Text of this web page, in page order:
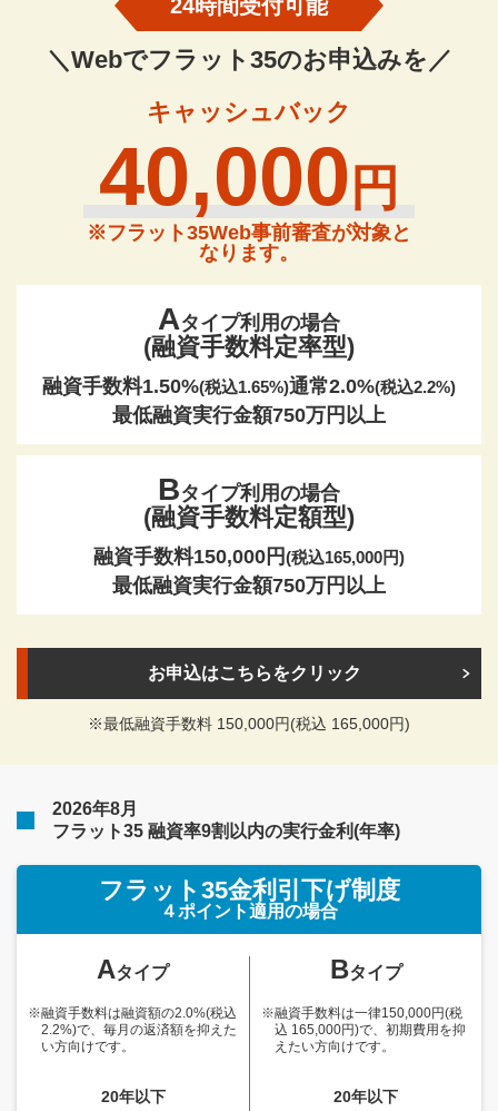
24時間受付可能
＼Webでフラット35のお申込みを／
キャッシュバック
40,000 円
※フラット35Web事前審査が対象と
なります。
Aタイプ利用の場合
(融資手数料定率型)
融資手数料1.50%(税込1.65%)通常2.0%(税込2.2%)
最低融資実行金額750万円以上
Bタイプ利用の場合
(融資手数料定額型)
融資手数料150,000円(税込165,000円)
最低融資実行金額750万円以上
お申込はこちらをクリック
※最低融資手数料 150,000円(税込 165,000円)
2026年8月
フラット35 融資率9割以内の実行金利(年率)
フラット35金利引下げ制度
４ポイント適用の場合
Aタイプ
※融資手数料は融資額の2.0%(税込
2.2%)で、毎月の返済額を抑えた
い方向けです。
20年以下
Bタイプ
※融資手数料は一律150,000円(税
込 165,000円)で、初期費用を抑
えたい方向けです。
20年以下